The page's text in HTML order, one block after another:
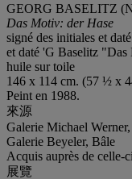
GEORG BASELITZ
Das Motiv: der Hase
signé des initiales et
et daté 'G Baselitz
huile sur toile
146 x 114 cm. (57 ½ x
Peint en 1988.
來源
Galerie Michael
Galerie Beyeler, Bâle
Acquis auprès de celle-
展覽